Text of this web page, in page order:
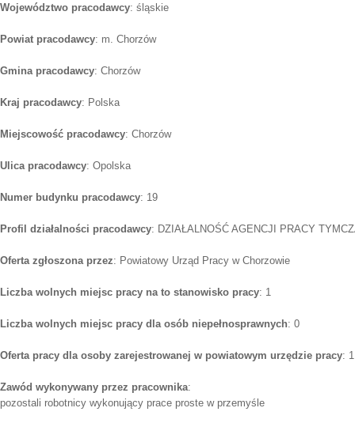
Województwo pracodawcy: śląskie
Powiat pracodawcy: m. Chorzów
Gmina pracodawcy: Chorzów
Kraj pracodawcy: Polska
Miejscowość pracodawcy: Chorzów
Ulica pracodawcy: Opolska
Numer budynku pracodawcy: 19
Profil działalności pracodawcy: DZIAŁALNOŚĆ AGENCJI PRACY
Oferta zgłoszona przez: Powiatowy Urząd Pracy w Chorzowie
Liczba wolnych miejsc pracy na to stanowisko pracy: 1
Liczba wolnych miejsc pracy dla osób niepełnosprawnych: 0
Oferta pracy dla osoby zarejestrowanej w powiatowym urzędzie pracy: 1
Zawód wykonywany przez pracownika:
pozostali robotnicy wykonujący prace proste w przemyśle